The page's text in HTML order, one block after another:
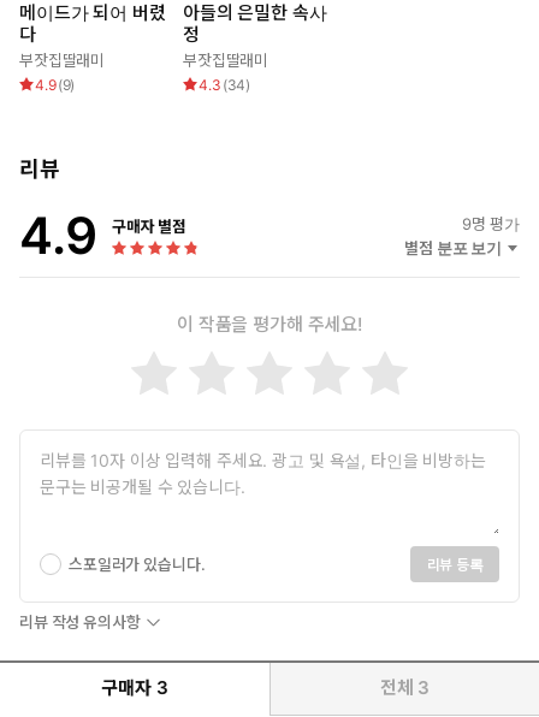
“이렇게 변태적인 옷을 입고.”
“읏!”
“내가 예뻐해 주겠다고요.”
메이드가 되어 버렸
다
부잣집딸래미
4.9(9)
아들의 은밀한 속사
정
부잣집딸래미
4.3 (34)
리뷰
4.9 구매자 별점 9명 평가
별점 분포 보기
이 작품을 평가해 주세요!
스포일러가 있습니다. 리뷰 등록
리뷰 작성 유의사항
구매자 3 전체 3